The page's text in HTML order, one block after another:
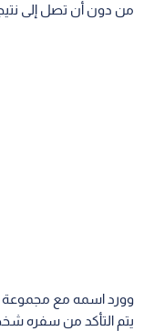
من دون أن تصل إلى
وورد اسمه مع مجموعة
يتم التأكد من سفره